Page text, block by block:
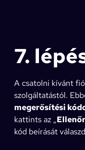
7.
A csatolni kívánt
szolgáltatástól.
megerősítési
kattints az „
kód beírását